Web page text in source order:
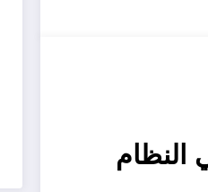
النظام